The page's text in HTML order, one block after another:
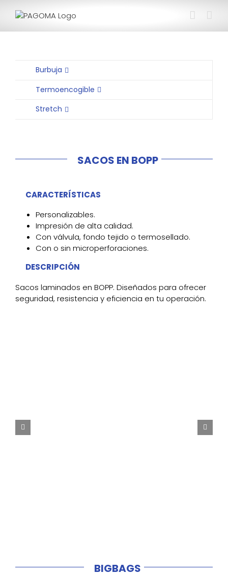
Burbuja
Termoencogible
Stretch
SACOS EN BOPP
CARACTERÍSTICAS
Personalizables.
Impresión de alta calidad.
Con válvula, fondo tejido o termosellado.
Con o sin microperforaciones.
DESCRIPCIÓN
Sacos laminados en BOPP. Diseñados para ofrecer
seguridad, resistencia y eficiencia en tu operación.
BIGBAGS